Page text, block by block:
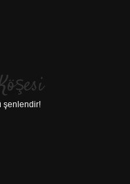
şenlendir!